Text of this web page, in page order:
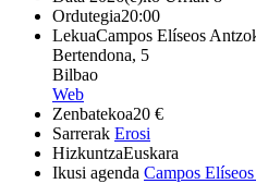
Ordutegia20:00
LekuaCampos Elíseos
Bertendona, 5
Bilbao
Web
Zenbatekoa20 €
Sarrerak Erosi
HizkuntzaEuskara
Ikusi agenda Campos